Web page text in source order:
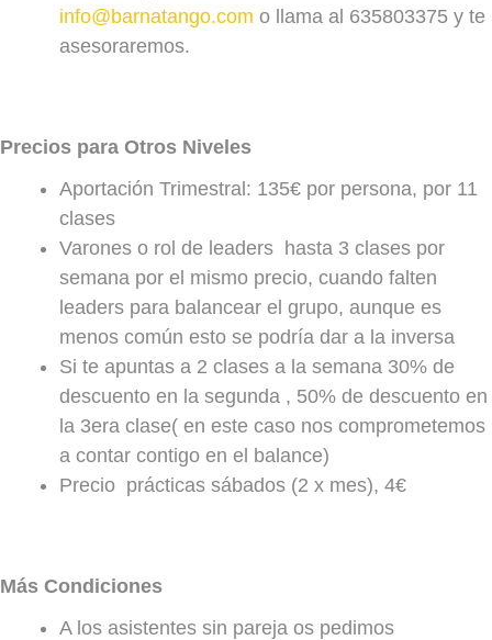
info@barnatango.com o llama al 635803375 y te
asesoraremos.
Precios para Otros Niveles
Aportación Trimestral: 135€ por persona, por 11
clases
Varones o rol de leaders hasta 3 clases por
semana por el mismo precio, cuando falten
leaders para balancear el grupo, aunque es
menos común esto se podría dar a la inversa
Si te apuntas a 2 clases a la semana 30% de
descuento en la segunda , 50% de descuento en
la 3era clase( en este caso nos comprometemos
a contar contigo en el balance)
Precio prácticas sábados (2 x mes), 4€
Más Condiciones
A los asistentes sin pareja os pedimos